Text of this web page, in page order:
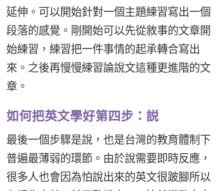
延伸。可以開始針對一個主題練習寫出一個
段落的感覺。剛開始可以先從敘事的文章開
始練習，練習把一件事情的起承轉合寫出
來。之後再慢慢練習論說文這種更進階的文
章。
如何把英文學好第四步：説
最後一個步驟是說，也是台灣的教育體制下
普遍最薄弱的環節。由於說需要即時反應，
很多人也會因為怕說出來的英文很跛腳所以